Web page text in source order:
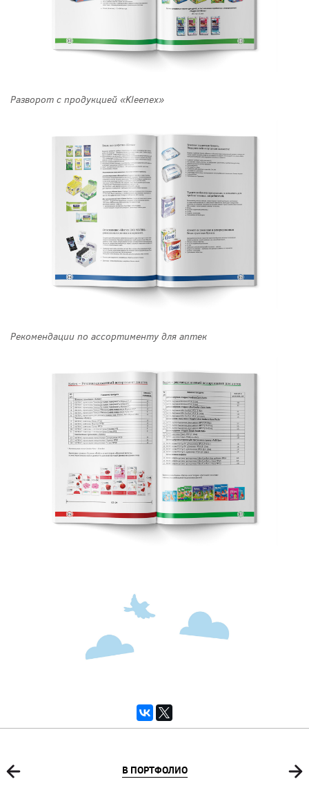
Разворот с продукцией «Kleenex»
Рекомендации по ассортименту для аптек
В ПОРТФОЛИО